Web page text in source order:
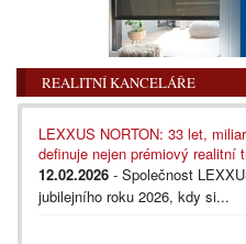
REALITNÍ KANCELÁŘE
LEXXUS NORTON: 33 let,
definuje nejen prémiový realitní
12.02.2026 - Společnost
jubilejního roku 2026, kdy si...